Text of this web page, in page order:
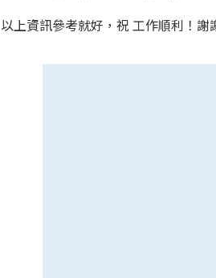
以上資訊參考就好，祝 工作順利！謝